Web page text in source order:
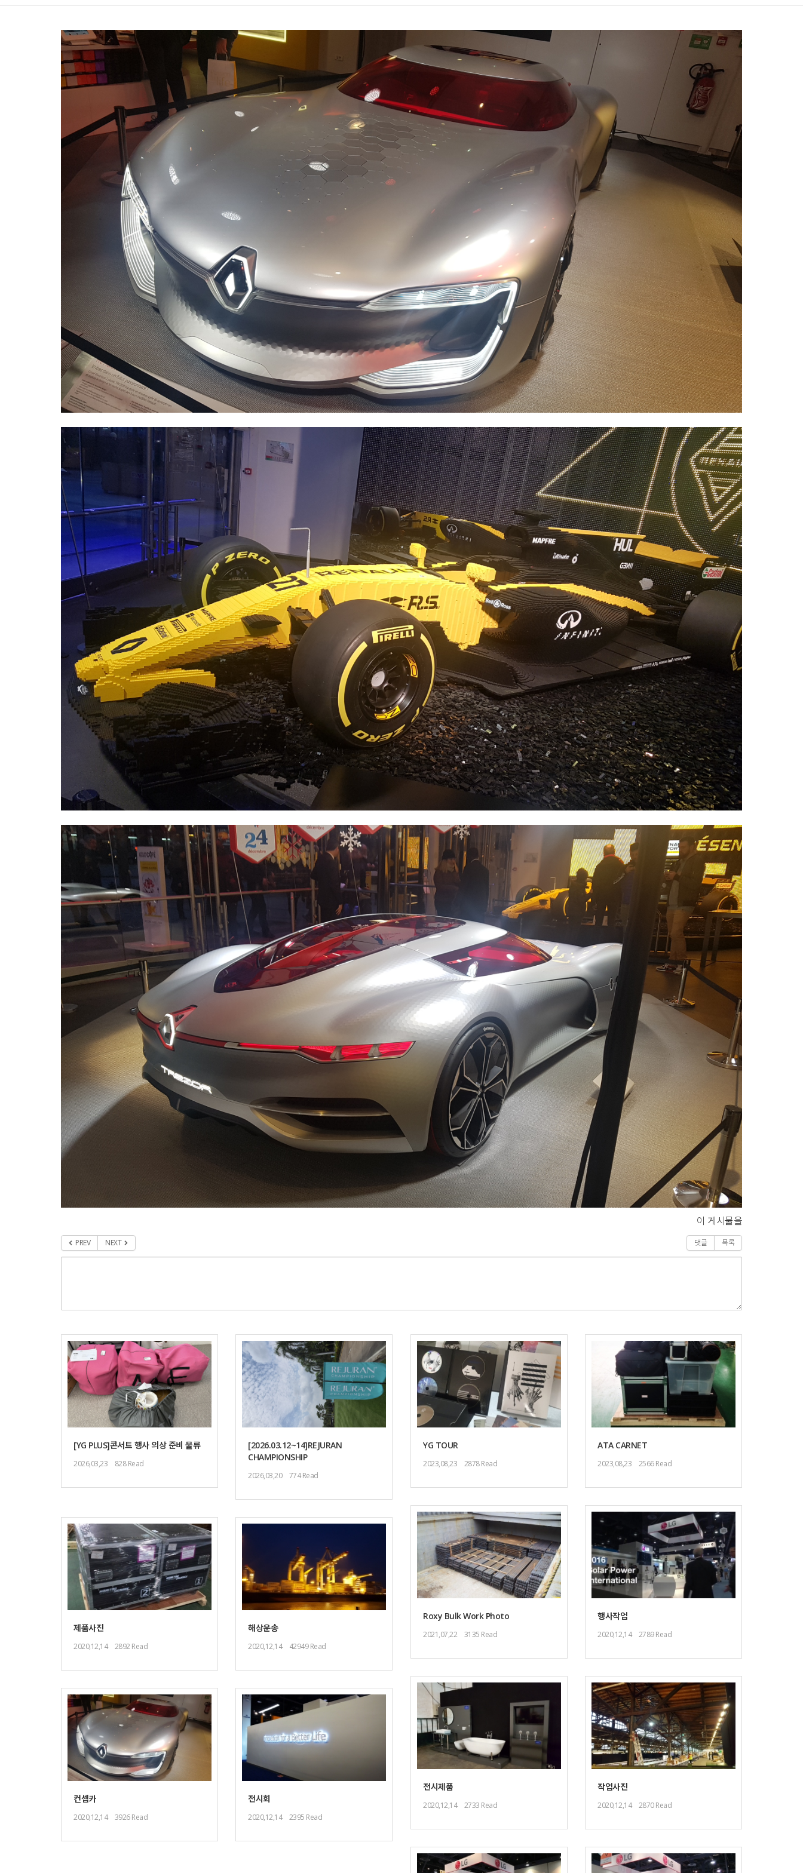
이 게시물을
PREV NEXT 댓글 목록
[YG PLUS]콘서트 행사 의상 준비 물류
2026,03,23 828 Read
[2026.03.12~14]REJURAN
CHAMPIONSHIP
2026,03,20 774 Read
YG TOUR
2023,08,23 2878 Read
ATA CARNET
2023,08,23 2566 Read
Roxy Bulk Work Photo
2021,07,22 3135 Read
행사작업
2020,12,14 2789 Read
제품사진
2020,12,14 2892 Read
해상운송
2020,12,14 42949 Read
전시제품
2020,12,14 2733 Read
작업사진
2020,12,14 2870 Read
컨셉카
2020,12,14 3926 Read
전시회
2020,12,14 2395 Read